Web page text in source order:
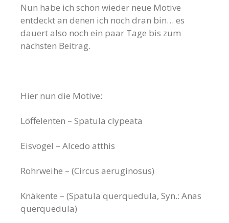
Nun habe ich schon wieder neue Motive
entdeckt an denen ich noch dran bin… es
dauert also noch ein paar Tage bis zum
nächsten Beitrag.
Hier nun die Motive:
Löffelenten – Spatula clypeata
Eisvogel – Alcedo atthis
Rohrweihe – (Circus aeruginosus)
Knäkente – (Spatula querquedula, Syn.: Anas
querquedula)